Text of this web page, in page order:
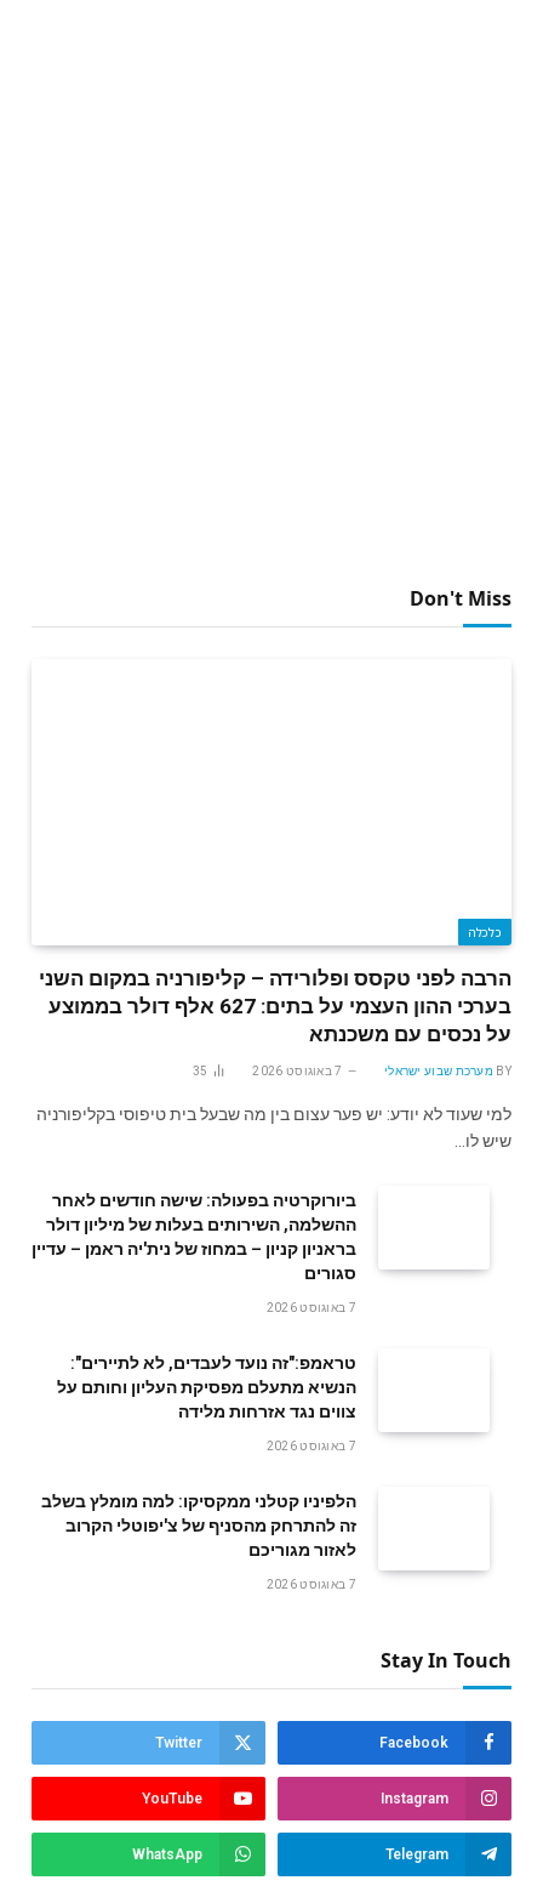
Don't Miss
כלכלה
הרבה לפני טקסס ופלורידה – קליפורניה במקום השני
בערכי ההון העצמי על בתים: 627 אלף דולר בממוצע
על נכסים עם משכנתא
BY מערכת שבוע ישראלי 7 באוגוסט 2026 35
למי שעוד לא יודע: יש פער עצום בין מה שבעל בית טיפוסי בקליפורניה
שיש לו…
ביורוקרטיה בפעולה: שישה חודשים לאחר
ההשלמה, השירותים בעלות של מיליון דולר
בראניון קניון – במחוז של נית'יה ראמן – עדיין
סגורים
7 באוגוסט 2026
טראמפ:"זה נועד לעבדים, לא לתיירים":
הנשיא מתעלם מפסיקת העליון וחותם על
צווים נגד אזרחות מלידה
7 באוגוסט 2026
הלפיניו קטלני ממקסיקו: למה מומלץ בשלב
זה להתרחק מהסניף של צ'יפוטלי הקרוב
לאזור מגוריכם
7 באוגוסט 2026
Stay In Touch
Facebook
Twitter
Instagram
YouTube
Telegram
WhatsApp